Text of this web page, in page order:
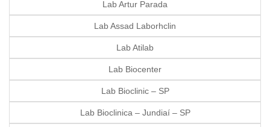
Lab Artur Parada
Lab Assad Laborhclin
Lab Atilab
Lab Biocenter
Lab Bioclinic – SP
Lab Bioclinica – Jundiaí – SP